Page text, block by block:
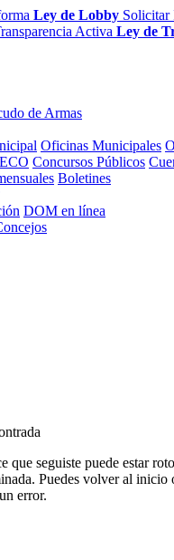
Ley de Lobby Solicitar
Activa Ley de
de Armas
Oficinas Municipales
Concursos Públicos
Boletines
DOM en línea
que seguiste puede estar
Puedes volver al inicio
error.